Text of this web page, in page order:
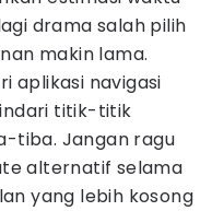
drama salah pilih
makin lama.
aplikasi navigasi
titik-titik
tiba. Jangan ragu
alternatif selama
yang lebih kosong